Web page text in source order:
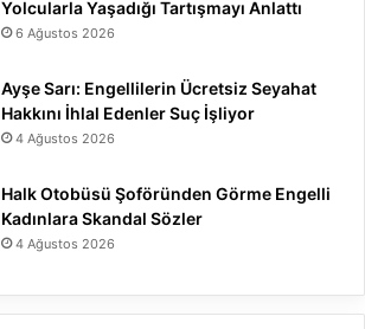
Yolcularla Yaşadığı Tartışmayı Anlattı
6 Ağustos 2026
Ayşe Sarı: Engellilerin Ücretsiz Seyahat
Hakkını İhlal Edenler Suç İşliyor
4 Ağustos 2026
Halk Otobüsü Şoföründen Görme Engelli
Kadınlara Skandal Sözler
4 Ağustos 2026